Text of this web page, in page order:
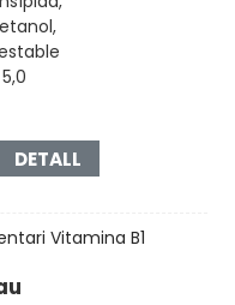
DETALL